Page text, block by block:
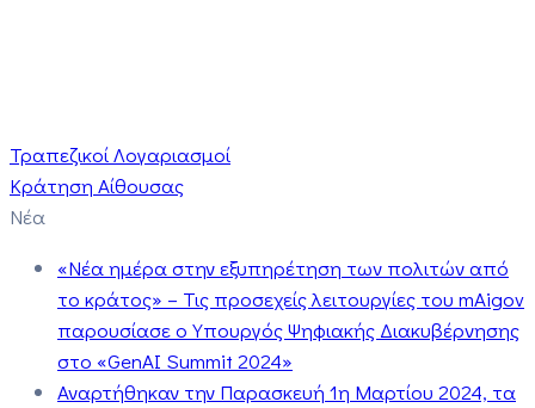
Τραπεζικοί Λογαριασμοί
Κράτηση Αίθουσας
Νέα
«Νέα ημέρα στην εξυπηρέτηση των πολιτών από
το κράτος» – Τις προσεχείς λειτουργίες του mAigov
παρουσίασε ο Υπουργός Ψηφιακής Διακυβέρνησης
στο «GenAI Summit 2024»
Αναρτήθηκαν την Παρασκευή 1η Μαρτίου 2024, τα